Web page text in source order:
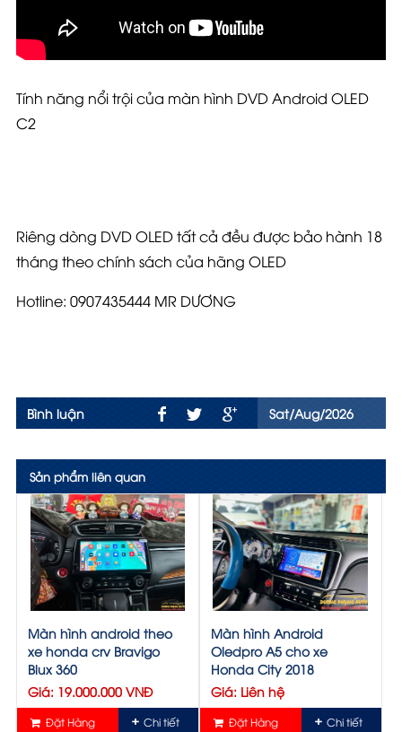
Tính năng nổi trội của màn hình DVD Android OLED
C2
Riêng dòng DVD OLED tất cả đều được bảo hành 18
tháng theo chính sách của hãng OLED
Hotline: 0907435444 MR DƯƠNG
Bình luận Sat/Aug/2026
Sản phẩm liên quan
Màn hình android theo
xe honda crv Bravigo
Blux 360
Giá: 19.000.000 VNĐ
Đặt Hàng Chi tiết
Màn hình Android
Oledpro A5 cho xe
Honda City 2018
Giá: Liên hệ
Đặt Hàng Chi tiết